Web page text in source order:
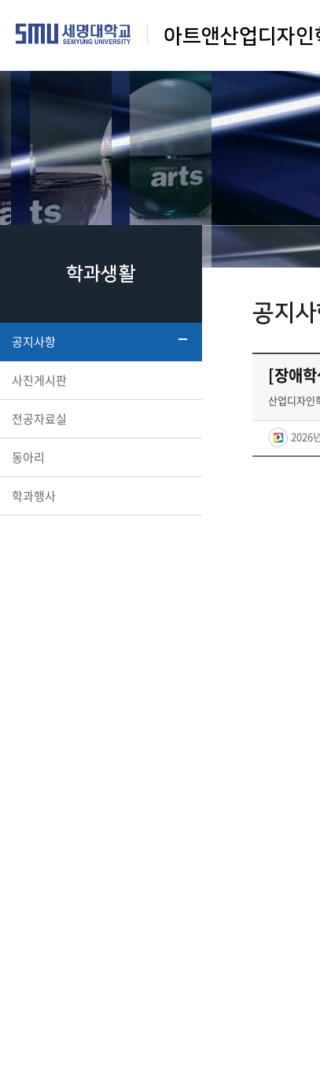
아트앤산업디자인
학과생활
공지사항
사진게시판
전공자료실
동아리
학과행사
공지
[장애
산업디자인
2026